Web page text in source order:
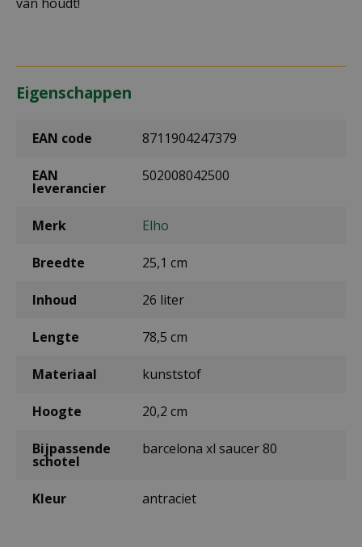
Eigenschappen
EAN code 8711904247379
EAN
leverancier
502008042500
Merk Elho
Breedte 25,1 cm
Inhoud 26 liter
Lengte 78,5 cm
Materiaal kunststof
Hoogte 20,2 cm
Bijpassende
schotel
barcelona xl saucer 80
Kleur antraciet